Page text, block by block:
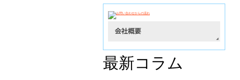
最新コラム